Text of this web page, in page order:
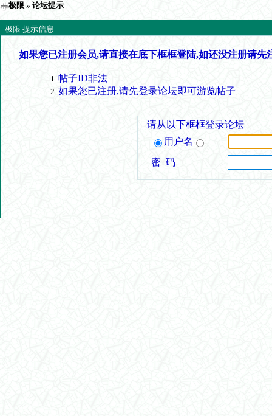
极限 » 论坛提示
极限 提示信息
如果您已注册会员,请直接在底下框框登陆,如还没注册请先
帖子ID非法
如果您已注册,请先登录论坛即可游览帖子
请从以下框框登录论坛
用户名
密 码